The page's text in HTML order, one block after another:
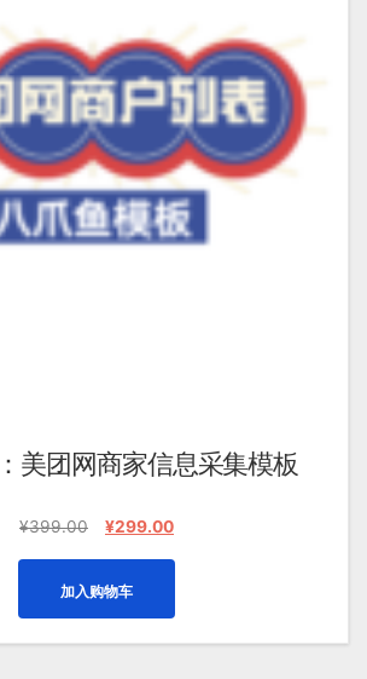
美团网商家信息采集模板
¥399.00
原
¥399.00。
¥299.00当
为：
¥299.00。
加入购物车